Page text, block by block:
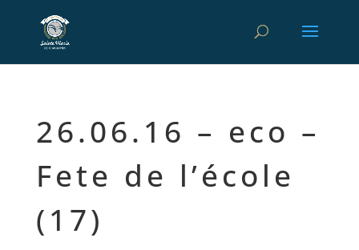
26.06.16 – eco –
Fete de l’école
(17)